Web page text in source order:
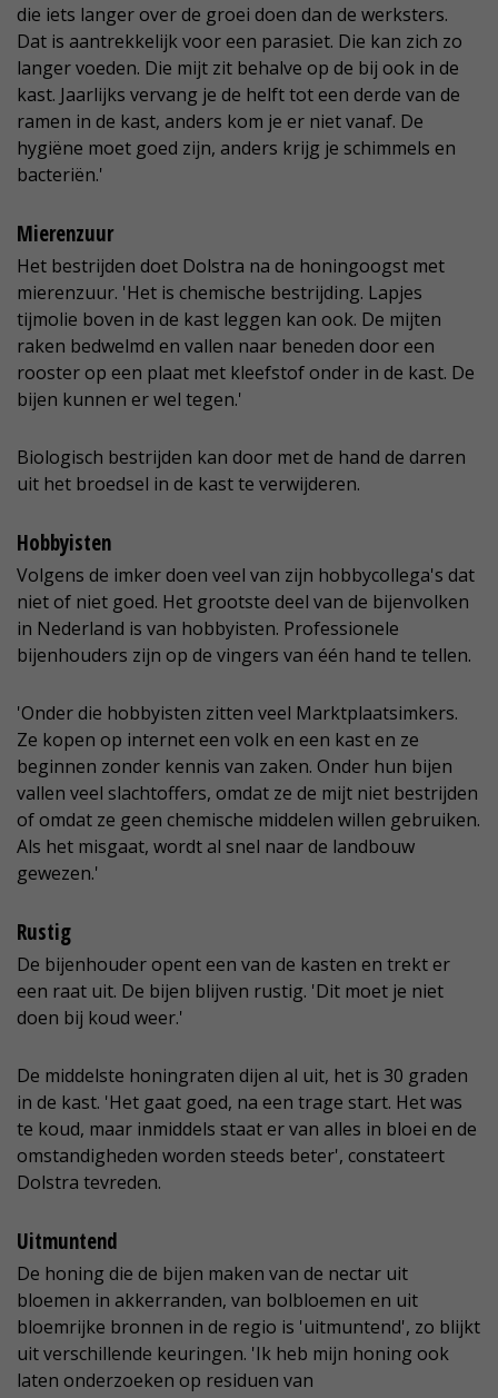
die iets langer over de groei doen dan de werksters.
Dat is aantrekkelijk voor een parasiet. Die kan zich zo
langer voeden. Die mijt zit behalve op de bij ook in de
kast. Jaarlijks vervang je de helft tot een derde van de
ramen in de kast, anders kom je er niet vanaf. De
hygiëne moet goed zijn, anders krijg je schimmels en
bacteriën.'
Mierenzuur
Het bestrijden doet Dolstra na de honingoogst met
mierenzuur. 'Het is chemische bestrijding. Lapjes
tijmolie boven in de kast leggen kan ook. De mijten
raken bedwelmd en vallen naar beneden door een
rooster op een plaat met kleefstof onder in de kast. De
bijen kunnen er wel tegen.'
Biologisch bestrijden kan door met de hand de darren
uit het broedsel in de kast te verwijderen.
Hobbyisten
Volgens de imker doen veel van zijn hobbycollega's dat
niet of niet goed. Het grootste deel van de bijenvolken
in Nederland is van hobbyisten. Professionele
bijenhouders zijn op de vingers van één hand te tellen.
'Onder die hobbyisten zitten veel Marktplaatsimkers.
Ze kopen op internet een volk en een kast en ze
beginnen zonder kennis van zaken. Onder hun bijen
vallen veel slachtoffers, omdat ze de mijt niet bestrijden
of omdat ze geen chemische middelen willen gebruiken.
Als het misgaat, wordt al snel naar de landbouw
gewezen.'
Rustig
De bijenhouder opent een van de kasten en trekt er
een raat uit. De bijen blijven rustig. 'Dit moet je niet
doen bij koud weer.'
De middelste honingraten dijen al uit, het is 30 graden
in de kast. 'Het gaat goed, na een trage start. Het was
te koud, maar inmiddels staat er van alles in bloei en de
omstandigheden worden steeds beter', constateert
Dolstra tevreden.
Uitmuntend
De honing die de bijen maken van de nectar uit
bloemen in akkerranden, van bolbloemen en uit
bloemrijke bronnen in de regio is 'uitmuntend', zo blijkt
uit verschillende keuringen. 'Ik heb mijn honing ook
laten onderzoeken op residuen van